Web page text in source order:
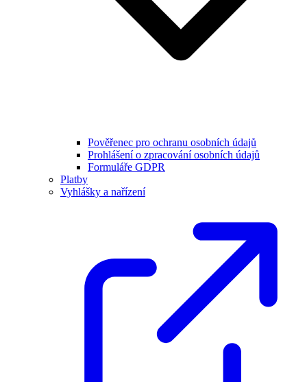
Pověřenec pro ochranu osobních údajů
Prohlášení o zpracování osobních údajů
Formuláře GDPR
Platby
Vyhlášky a nařízení